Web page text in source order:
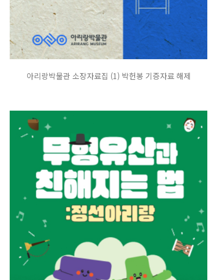
아리랑박물관 소장자료집 (1) 박헌봉 기증자료 해제